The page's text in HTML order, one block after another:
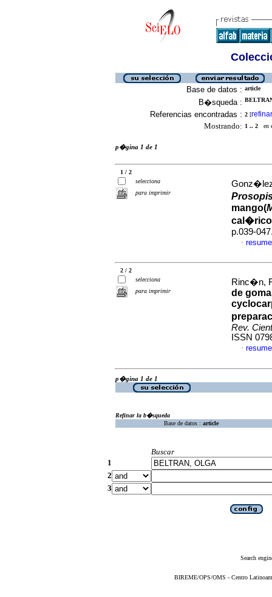
Base de datos : article
B�squeda :
Referencias encontradas : 2 [refinar
Mostrando: 1 .. 2 en
p�gina 1 de 1
1 / 2
selecciona
para imprimir
mango(
cal�rico
p.039-
·
2 / 2
selecciona
para imprimir
Rinc�n,
de
Rev.
ISSN
·
p�gina 1 de 1
Refinar la b�squeda
Base de datos : article
Buscar
1
2
3
Search
BIREME/OPS/OMS - Centro